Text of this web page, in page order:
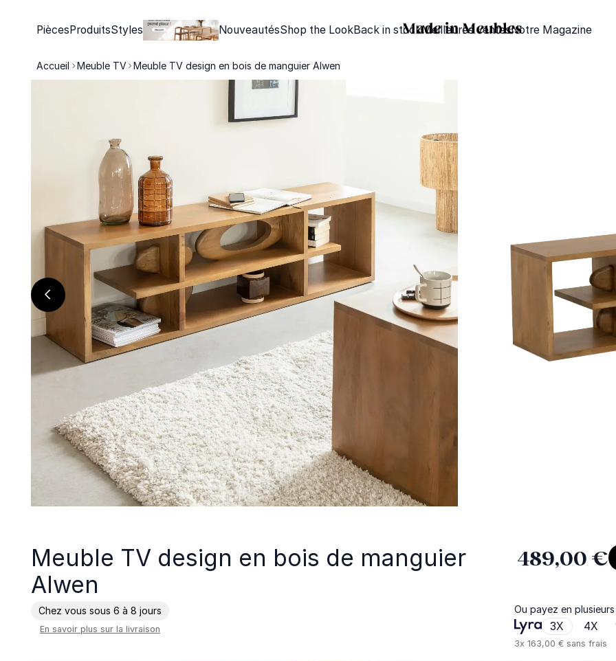
PiècesProduitsStyles NouveautésShop the LookBack in stockMeilleures ventesNotre Magazine
Accueil Meuble TV Meuble TV design en bois de manguier Alwen
Meuble TV design en bois de manguier
Alwen
Chez vous sous 6 à 8 jours
En savoir plus sur la livraison
489,00 €
Ou payez en
3X 4X
3x 163,00 €sans frais